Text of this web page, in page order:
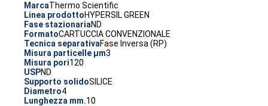
MarcaThermo Scientific
Linea prodottoHYPERSIL GREEN
Fase stazionariaND
FormatoCARTUCCIA CONVENZIONALE
Tecnica separativaFase Inversa (RP)
Misura particelle µm3
Misura pori120
USPND
Supporto solidoSILICE
Diametro4
Lunghezza mm.10